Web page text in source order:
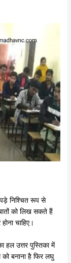
निश्चित रूप से
को लिख सकते हैं
चाहिए।
हल उत्तर पुस्तिका में
बनाना है फिर लघु